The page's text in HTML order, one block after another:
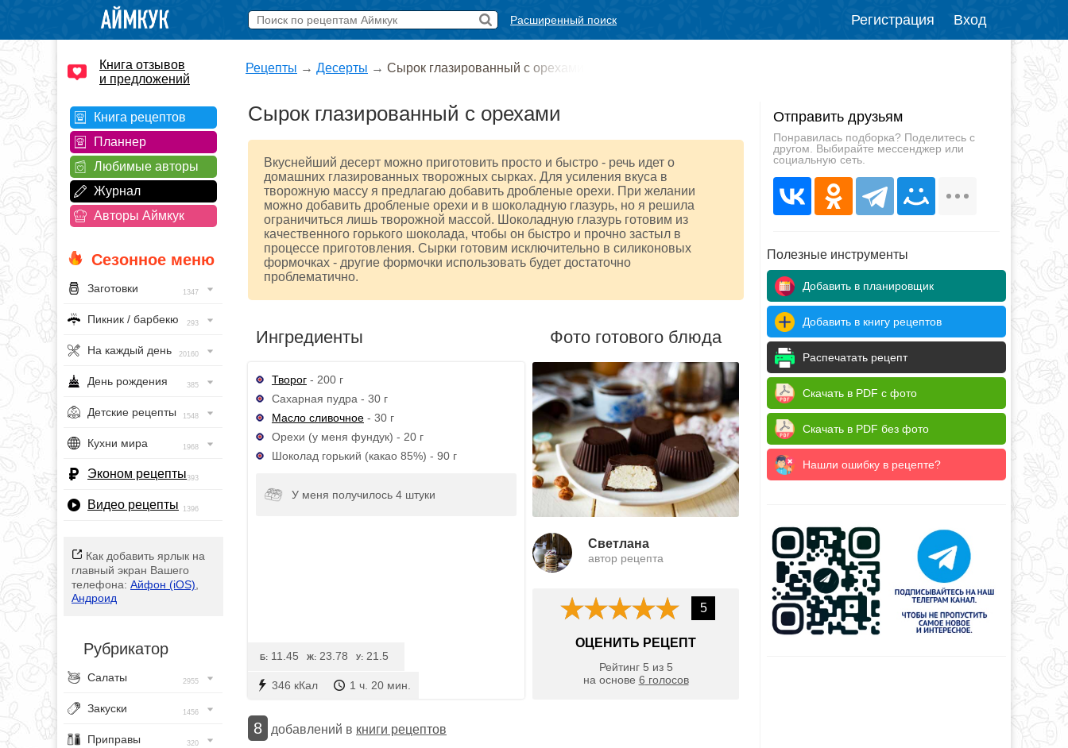
Расширенный поиск Регистрация Вход
Книга отзывов
и предложений
Книга рецептов
Планнер
Любимые авторы
Журнал
Авторы Аймкук
Сезонное меню
Заготовки 1347
Пикник / барбекю 293
На каждый день 20160
День рождения 385
Детские рецепты 1548
Кухни мира 1968
Эконом рецепты393
Видео рецепты 1396
Как добавить ярлык на
главный экран Вашего
телефона: Айфон (iOS)
Андроид
Рубрикатор
Салаты 2955
Закуски 1456
Приправы 320
Рецепты → Десерты → Сырок глазированный с орехами
Сырок глазированный с орехами
Вкуснейший десерт можно приготовить просто и быстро - речь идет о
домашних глазированных творожных сырках. Для усиления вкуса в
творожную массу я предлагаю добавить дробленые орехи. При желании
можно добавить дробленые орехи и в шоколадную глазурь, но я решила
ограничиться лишь творожной массой. Шоколадную глазурь готовим из
качественного горького шоколада, чтобы он быстро и прочно застыл в
процессе приготовления. Сырки готовим исключительно в силиконовых
формочках - другие формочки использовать будет достаточно
проблематично.
Ингредиенты
Творог - 200 г
Сахарная пудра - 30 г
Масло сливочное - 30 г
Орехи (у меня фундук) - 20 г
Шоколад горький (какао 85%) - 90 г
У меня получилось 4 штуки
346 кКал 1 ч. 20 мин.
Б: 11.45 Ж: 23.78 У: 21.5
Фото готового блюда
Светлана
автор рецепта
5
ОЦЕНИТЬ РЕЦЕПТ
Рейтинг 5 из 5
на основе 6 голосов
8 добавлений в книги рецептов
Отправить друзьям
Понравилась подборка? Поделитесь с
другом. Выбирайте мессенджер или
социальную сеть.
Полезные инструменты
Добавить в планировщик
Добавить в книгу рецептов
Распечатать рецепт
Скачать в PDF с фото
Скачать в PDF без фото
Нашли ошибку в рецепте?